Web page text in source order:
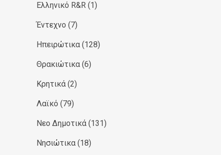
Ελληνικό R&R (1)
Έντεχνο (7)
Ηπειρώτικα (128)
Θρακιώτικα (6)
Κρητικά (2)
Λαϊκό (79)
Νεο Δημοτικά (131)
Νησιώτικα (18)